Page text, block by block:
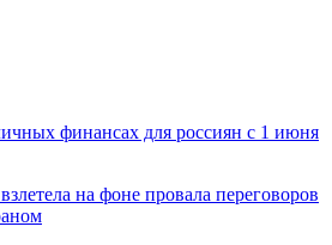
финансах для россиян с 1 июня
на фоне провала переговоров